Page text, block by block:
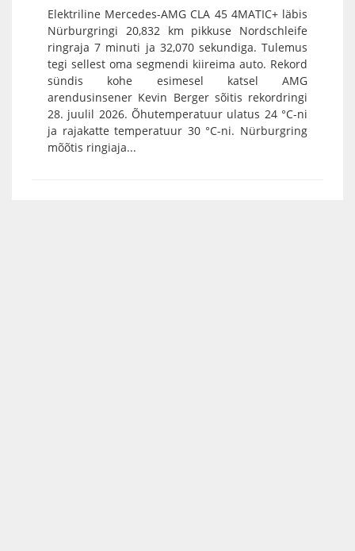
Elektriline Mercedes-AMG CLA 45 4MATIC+ läbis
Nürburgringi 20,832 km pikkuse Nordschleife
ringraja 7 minuti ja 32,070 sekundiga. Tulemus
tegi sellest oma segmendi kiireima auto. Rekord
sündis kohe esimesel katsel AMG
arendusinsener Kevin Berger sõitis rekordringi
28. juulil 2026. Õhutemperatuur ulatus 24 °C-ni
ja rajakatte temperatuur 30 °C-ni. Nürburgring
mõõtis ringiaja...